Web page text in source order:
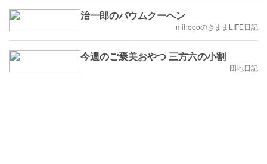
治一郎のバウムクーヘン
mihoooのきままLIFE日記
今週のご褒美おやつ 三方六の小割
団地日記